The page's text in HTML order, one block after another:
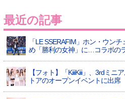
最近の記事
「LE SSERAFIM」ホン・ウン
め「勝利の女神」に…コラボの
【フォト】「KiiiKiii」、3rdミニ
トアのオープンイベントに出席